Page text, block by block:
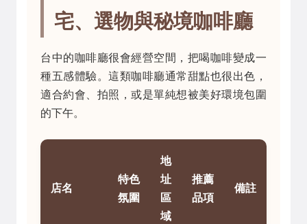
宅、選物與秘境咖啡廳
台中的咖啡廳很會經營空間，把喝咖啡變成一
種五感體驗。這類咖啡廳通常甜點也很出色，
適合約會、拍照，或是單純想被美好環境包圍
的下午。
店名
特色
氛圍
地
址
區
域
推薦
品項
備註